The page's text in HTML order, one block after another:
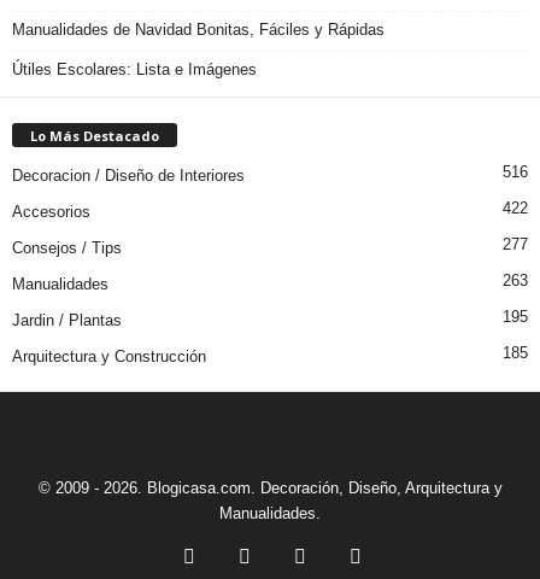
Manualidades de Navidad Bonitas, Fáciles y Rápidas
Útiles Escolares: Lista e Imágenes
Lo Más Destacado
Decoracion / Diseño de Interiores 516
Accesorios 422
Consejos / Tips 277
Manualidades 263
Jardin / Plantas 195
Arquitectura y Construcción 185
© 2009 - 2026. Blogicasa.com. Decoración, Diseño, Arquitectura y
Manualidades.